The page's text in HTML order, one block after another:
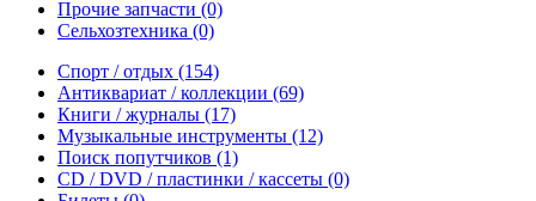
Прочие запчасти (0)
Сельхозтехника (0)
Спорт / отдых (154)
Антиквариат / коллекции (69)
Книги / журналы (17)
Музыкальные инструменты (12)
Поиск попутчиков (1)
CD / DVD / пластинки / кассеты (0)